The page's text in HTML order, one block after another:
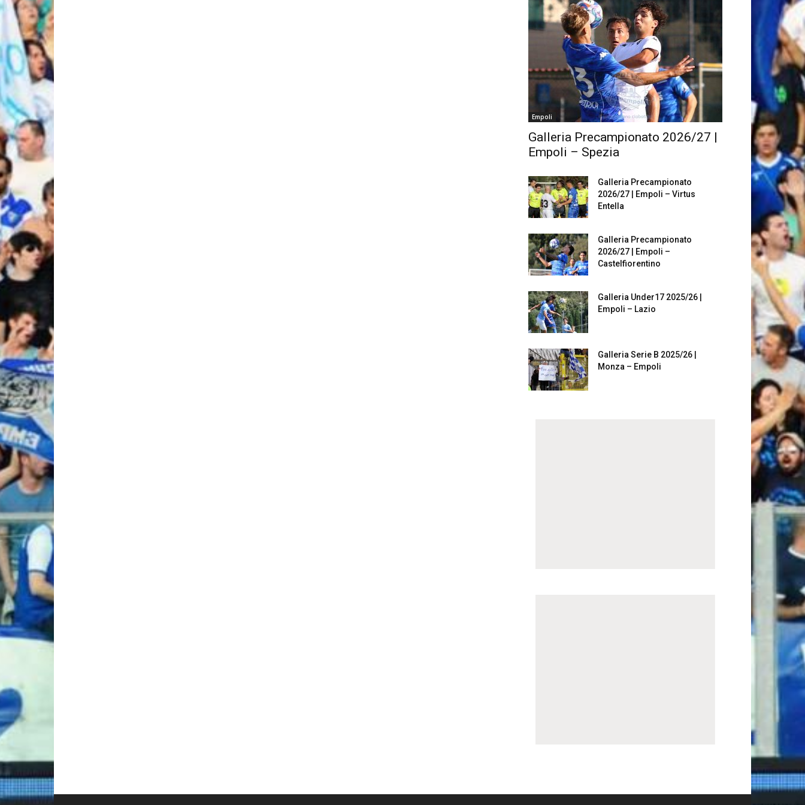
Empoli
Galleria Precampionato 2026/27 |
Empoli – Spezia
Galleria Precampionato
2026/27 | Empoli – Virtus
Entella
Galleria Precampionato
2026/27 | Empoli –
Castelfiorentino
Galleria Under17 2025/26 |
Empoli – Lazio
Galleria Serie B 2025/26 |
Monza – Empoli